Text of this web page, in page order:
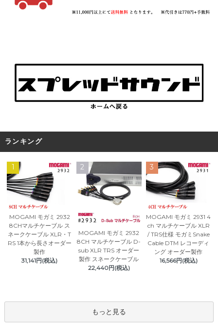
ランキング
1
MOGAMI モガミ 2932
8CHマルチケーブル ス
ネークケーブル XLR・T
RS 1本から長さオーダー
製作
31,141円(税込)
2
MOGAMI モガミ 2932
8CH マルチケーブル D-
sub XLR TRS オーダー
製作 スネークケーブル
22,440円(税込)
3
MOGAMI モガミ 2931 4
ch マルチケーブル XLR
/ TRS仕様 モガミSnake
Cable DTM レコーディ
ング オーダー製作
16,566円(税込)
もっと見る